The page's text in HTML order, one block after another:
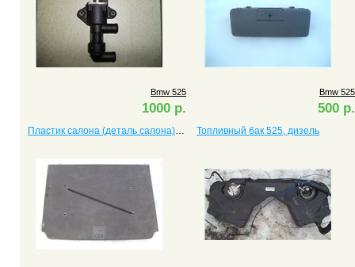
Bmw 525
1000 р.
Bmw 525
500 р.
Пластик салона (деталь салона) 525 Топливный бак 525, дизель